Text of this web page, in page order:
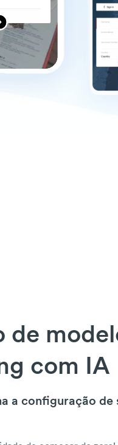
de
com IA
a configuração de